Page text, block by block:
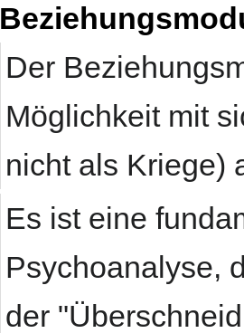
Der
Möglichkeit mit
nicht als Kriege)
Es ist eine
Psychoanalyse,
der